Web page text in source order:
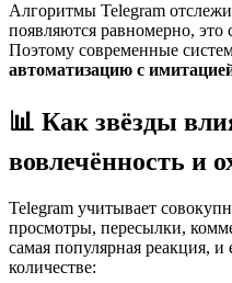
Алгоритмы Telegram
появляются равномерно, это
Поэтому современные
автоматизацию с
📊 Как звёзды
вовлечённость и
Telegram учитывает
просмотры, пересылки,
самая популярная реакция,
количестве: